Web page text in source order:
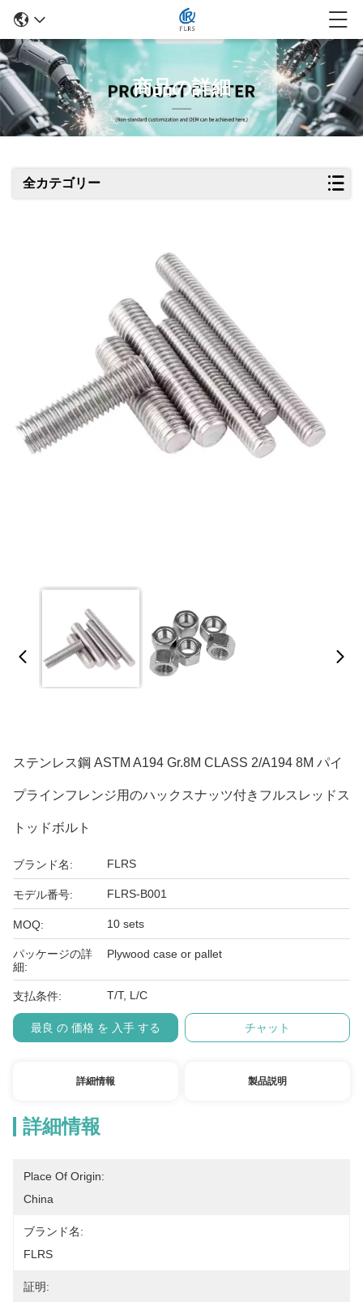
商品の詳細
全カテゴリー
ステンレス鋼 ASTM A194 Gr.8M CLASS 2/A194 8M パイ
プラインフレンジ用のハックスナッツ付きフルスレッドス
トッドボルト
ブランド名: FLRS
モデル番号: FLRS-B001
MOQ: 10 sets
パッケージの詳
細:
Plywood case or pallet
支払条件: T/T, L/C
最良 の 価格 を 入手 する チャット
詳細情報 製品説明
詳細情報
Place Of Origin:
China
ブランド名:
FLRS
証明: